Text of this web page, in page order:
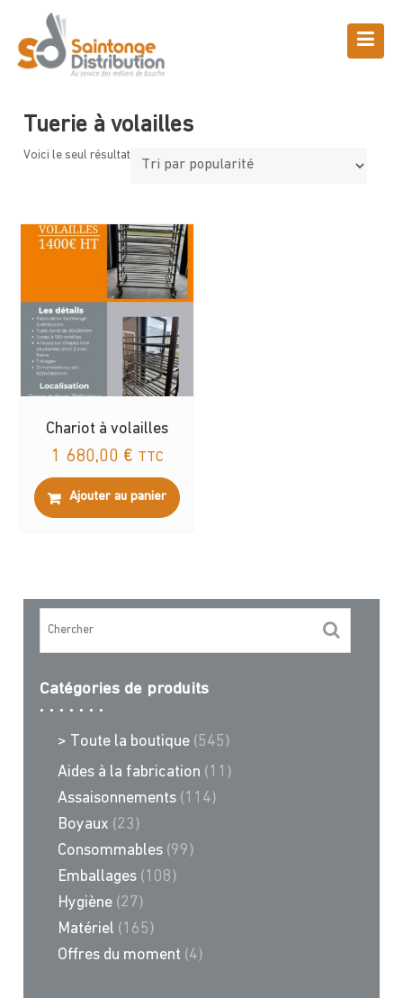
content
Boutique
Tuerie à volailles
Voici le seul résultat
Chariot à volailles
1 680,00 € TTC
Ajouter au panier
Catégories de produits
> Toute la boutique (545)
Aides à la fabrication (11)
Assaisonnements (114)
Boyaux (23)
Consommables (99)
Emballages (108)
Hygiène (27)
Matériel (165)
Offres du moment (4)